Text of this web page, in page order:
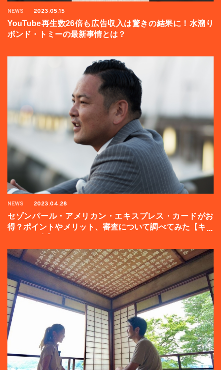
NEWS 2023.05.15
YouTube再生数26倍も広告収入は驚きの結果に！水溜り
ボンド・トミーの最新事情とは？
NEWS 2023.04.28
セゾンパール・アメリカン・エキスプレス・カードがお
得？ポイントやメリット、審査について調べてみた【キャ